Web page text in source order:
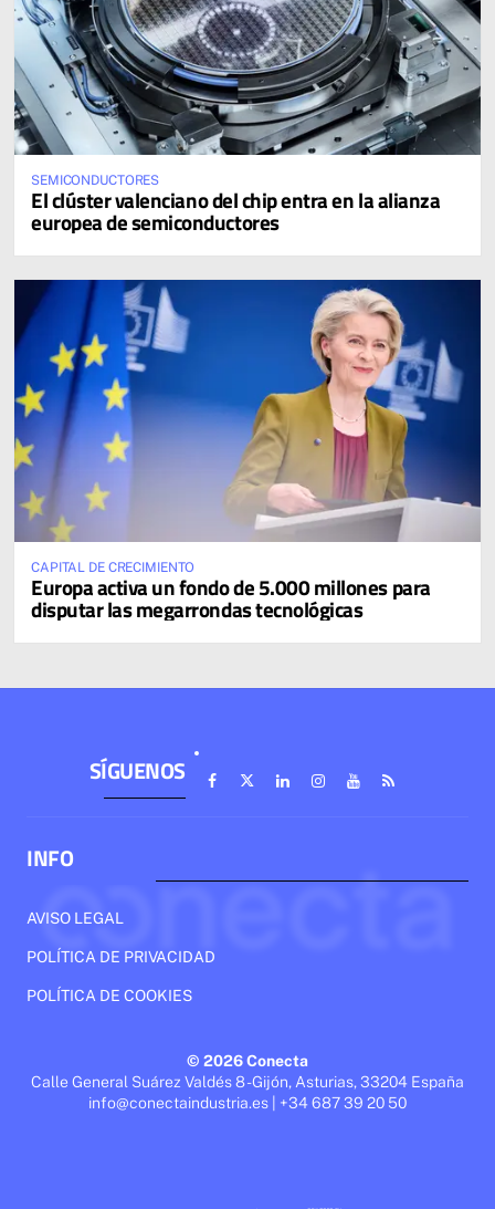
SEMICONDUCTORES
El clúster valenciano del chip entra en la alianza
europea de semiconductores
CAPITAL DE CRECIMIENTO
Europa activa un fondo de 5.000 millones para
disputar las megarrondas tecnológicas
SÍGUENOS
INFO
AVISO LEGAL
POLÍTICA DE PRIVACIDAD
POLÍTICA DE COOKIES
© 2026 Conecta
Calle General Suárez Valdés 8 - Gijón, Asturias, 33204 España
info@conectaindustria.es | +34 687 39 20 50